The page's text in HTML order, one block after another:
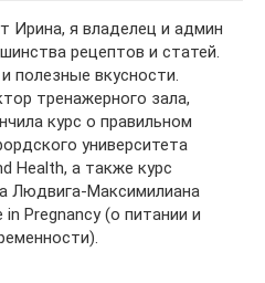
Ирина, я владелец и админ
рецептов и статей.
полезные вкусности.
тренажерного зала,
курс о правильном
университета
Health, а также курс
Людвига-Максимилиана
Pregnancy (о питании и